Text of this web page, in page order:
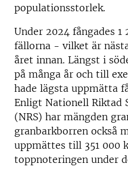
populationsstorlek.
Under 2024 fångades
fällorna - vilket är
året innan. Längst i
på många år och till
hade lägsta uppmätta
Enligt Nationell Riktad
(NRS) har mängden
granbarkborren också
uppmättes till 351 000
toppnoteringen under